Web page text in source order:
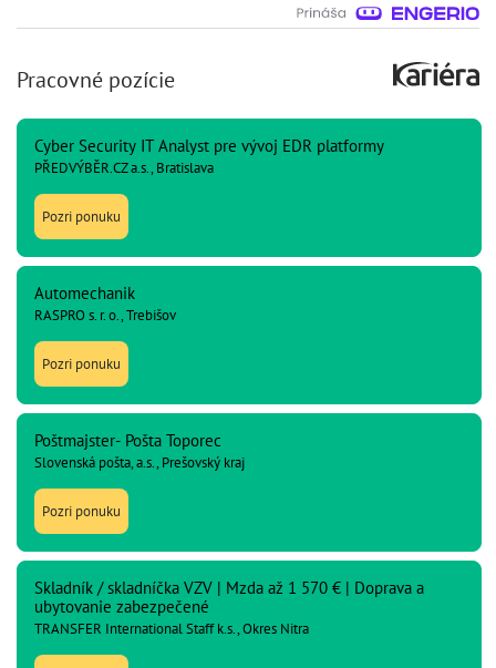
Pracovné pozície
Cyber Security IT Analyst pre vývoj EDR platformy
PŘEDVÝBĚR.CZ a.s., Bratislava
Pozri ponuku
Automechanik
RASPRO s. r. o., Trebišov
Pozri ponuku
Poštmajster- Pošta Toporec
Slovenská pošta, a.s., Prešovský kraj
Pozri ponuku
Skladník / skladníčka VZV | Mzda až 1 570 € | Doprava a
ubytovanie zabezpečené
TRANSFER International Staff k.s., Okres Nitra